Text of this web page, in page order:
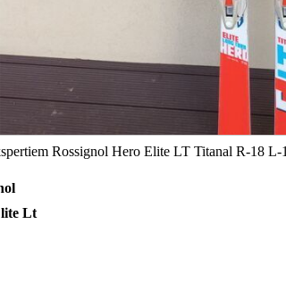
Rossignol Hero Elite LT Titanal R-18 L-
Lt